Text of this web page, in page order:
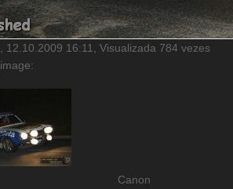
12.10.2009 16:11, Visualizada 784 vezes
Canon